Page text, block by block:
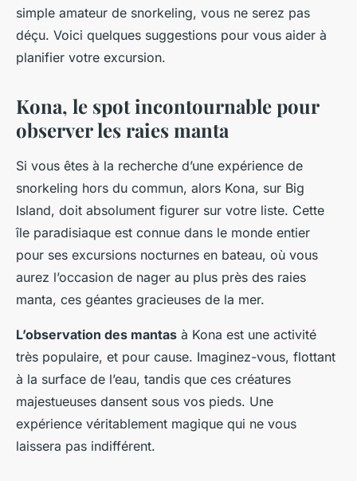
simple amateur de snorkeling, vous ne serez pas
déçu. Voici quelques suggestions pour vous aider à
planifier votre excursion.
Kona, le spot incontournable pour
observer les raies manta
Si vous êtes à la recherche d’une expérience de
snorkeling hors du commun, alors Kona, sur Big
Island, doit absolument figurer sur votre liste. Cette
île paradisiaque est connue dans le monde entier
pour ses excursions nocturnes en bateau, où vous
aurez l’occasion de nager au plus près des raies
manta, ces géantes gracieuses de la mer.
L’observation des mantas à Kona est une activité
très populaire, et pour cause. Imaginez-vous, flottant
à la surface de l’eau, tandis que ces créatures
majestueuses dansent sous vos pieds. Une
expérience véritablement magique qui ne vous
laissera pas indifférent.